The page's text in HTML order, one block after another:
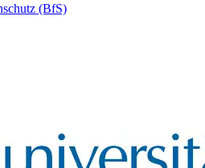
(BfS)